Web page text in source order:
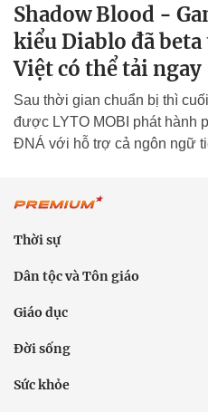
Shadow Blood -
kiểu Diablo đã
Việt có thể tải ngay
Sau thời gian chuẩn bị thì
được LYTO MOBI phát hành
ĐNÁ với hỗ trợ cả ngôn ngữ
Thời sự
Dân tộc và Tôn giáo
Giáo dục
Đời sống
Sức khỏe